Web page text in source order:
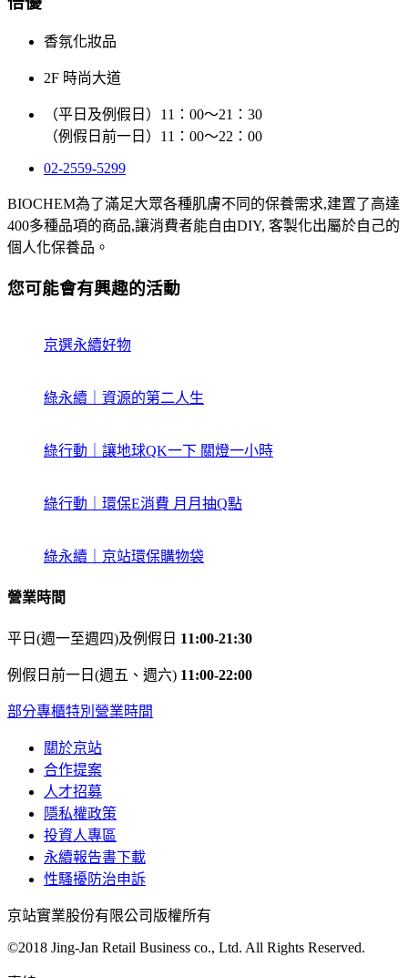
香氛化妝品
2F 時尚大道
（平日及例假日）11：00～21：30
（例假日前一日）11：00～22：00
02-2559-5299
BIOCHEM為了滿足大眾各種肌膚不同的保養需求,建置了高達
400多種品項的商品,讓消費者能自由DIY, 客製化出屬於自己的
個人化保養品。
您可能會有興趣的活動
京選永續好物
綠永續｜資源的第二人生
綠行動｜讓地球QK一下 關燈一小時
綠行動｜環保E消費 月月抽Q點
綠永續｜京站環保購物袋
營業時間
平日(週一至週四)及例假日 11:00-21:30
例假日前一日(週五、週六) 11:00-22:00
部分專櫃特別營業時間
關於京站
合作提案
人才招募
隱私權政策
投資人專區
永續報告書下載
性騷擾防治申訴
京站實業股份有限公司版權所有
©2018 Jing-Jan Retail Business co., Ltd. All Rights Reserved.